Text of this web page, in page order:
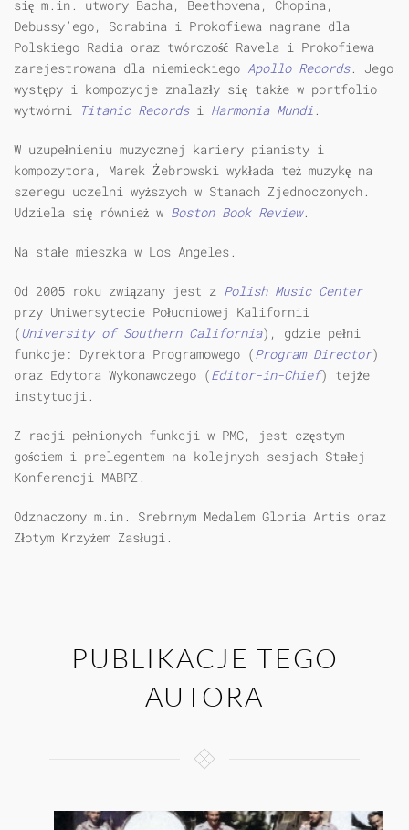
się m.in. utwory Bacha, Beethovena, Chopina,
Debussy’ego, Scrabina i Prokofiewa nagrane dla
Polskiego Radia oraz twórczość Ravela i Prokofiewa
zarejestrowana dla niemieckiego Apollo Records. Jego
występy i kompozycje znalazły się także w portfolio
wytwórni Titanic Recordsi Harmonia Mundi.
W uzupełnieniu muzycznej kariery pianisty i
kompozytora, Marek Żebrowski wykłada też muzykę na
szeregu uczelni wyższych w Stanach Zjednoczonych.
Udziela się również w Boston Book Review.
Na stałe mieszka w Los Angeles.
Od 2005 roku związany jest z Polish Music Center
przy Uniwersytecie Południowej Kalifornii
(University of Southern California), gdzie pełni
funkcje: Dyrektora Programowego (Program Director)
oraz Edytora Wykonawczego (Editor-in-Chief) tejże
instytucji.
Z racji pełnionych funkcji w PMC, jest częstym
gościem i prelegentem na kolejnych sesjach Stałej
Konferencji MABPZ.
Odznaczony m.in. Srebrnym Medalem Gloria Artis oraz
Złotym Krzyżem Zasługi.
PUBLIKACJE TEGO
AUTORA